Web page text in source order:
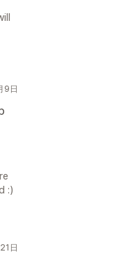
9日
:)
日